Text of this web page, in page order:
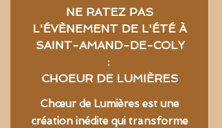
NE RATEZ PAS
L'ÉVÈNEMENT DE L'ÉTÉ À
SAINT-AMAND-DE-COLY
:
CHOEUR DE LUMIÈRES
Chœur de Lumières est une
création inédite qui transforme